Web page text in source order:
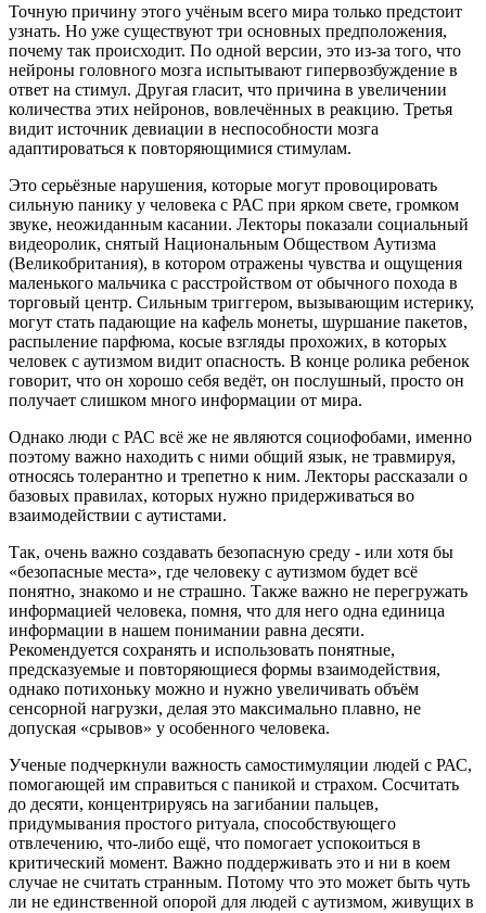
Точную причину этого учёным всего мира только предстоит
узнать. Но уже существуют три основных предположения,
почему так происходит. По одной версии, это из-за того, что
нейроны головного мозга испытывают гипервозбуждение в
ответ на стимул. Другая гласит, что причина в увеличении
количества этих нейронов, вовлечённых в реакцию. Третья
видит источник девиации в неспособности мозга
адаптироваться к повторяющимися стимулам.
Это серьёзные нарушения, которые могут провоцировать
сильную панику у человека с РАС при ярком свете, громком
звуке, неожиданным касании. Лекторы показали социальный
видеоролик, снятый Национальным Обществом Аутизма
(Великобритания), в котором отражены чувства и ощущения
маленького мальчика с расстройством от обычного похода в
торговый центр. Сильным триггером, вызывающим истерику,
могут стать падающие на кафель монеты, шуршание пакетов,
распыление парфюма, косые взгляды прохожих, в которых
человек с аутизмом видит опасность. В конце ролика ребенок
говорит, что он хорошо себя ведёт, он послушный, просто он
получает слишком много информации от мира.
Однако люди с РАС всё же не являются социофобами, именно
поэтому важно находить с ними общий язык, не травмируя,
относясь толерантно и трепетно к ним. Лекторы рассказали о
базовых правилах, которых нужно придерживаться во
взаимодействии с аутистами.
Так, очень важно создавать безопасную среду - или хотя бы
«безопасные места», где человеку с аутизмом будет всё
понятно, знакомо и не страшно. Также важно не перегружать
информацией человека, помня, что для него одна единица
информации в нашем понимании равна десяти.
Рекомендуется сохранять и использовать понятные,
предсказуемые и повторяющиеся формы взаимодействия,
однако потихоньку можно и нужно увеличивать объём
сенсорной нагрузки, делая это максимально плавно, не
допуская «срывов» у особенного человека.
Ученые подчеркнули важность самостимуляции людей с РАС,
помогающей им справиться с паникой и страхом. Сосчитать
до десяти, концентрируясь на загибании пальцев,
придумывания простого ритуала, способствующего
отвлечению, что-либо ещё, что помогает успокоиться в
критический момент. Важно поддерживать это и ни в коем
случае не считать странным. Потому что это может быть чуть
ли не единственной опорой для людей с аутизмом, живущих в